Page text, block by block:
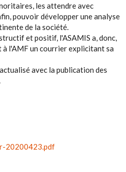
les attendre avec
pouvoir développer une analyse
de la société.
et positif, l'ASAMIS a, donc,
à l'AMF un courrier explicitant sa
avec la publication des
20200423.pdf